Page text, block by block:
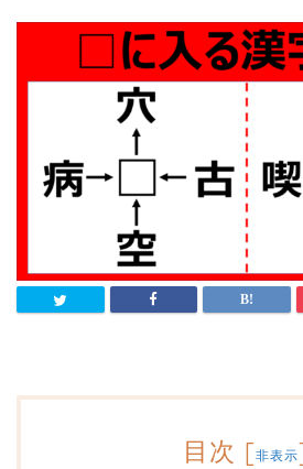
目次 [非表示